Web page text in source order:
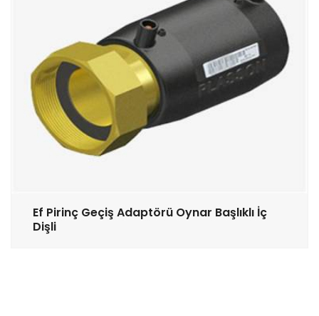
Ef Pirinç Geçiş Adaptörü Oynar Başlıklı İç
Dişli